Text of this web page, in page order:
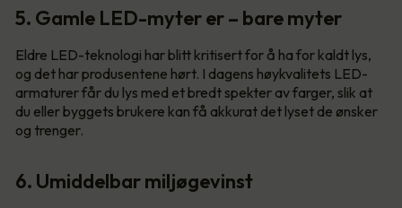
5. Gamle LED-myter er – bare myter
Eldre LED-teknologi har blitt kritisert for å ha for kaldt lys,
og det har produsentene hørt. I dagens høykvalitets LED-
armaturer får du lys med et bredt spekter av farger, slik at
du eller byggets brukere kan få akkurat det lyset de ønsker
og trenger.
6. Umiddelbar miljøgevinst